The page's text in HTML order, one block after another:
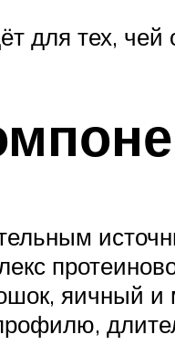
для тех, чей
яичный и